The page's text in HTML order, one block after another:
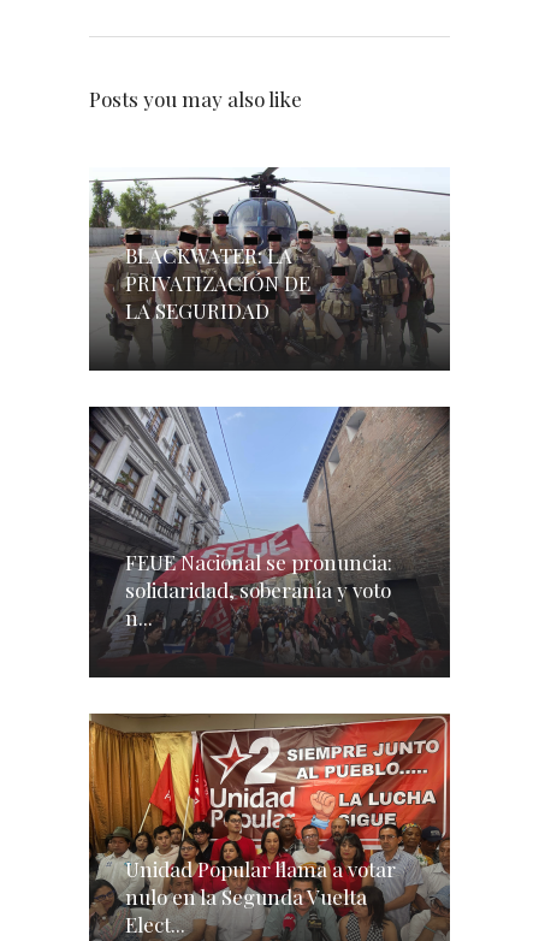
Posts you may also like
BLACKWATER: LA
PRIVATIZACIÓN DE
LA SEGURIDAD
FEUE Nacional se pronuncia:
solidaridad, soberanía y voto
n...
Unidad Popular llama a votar
nulo en la Segunda Vuelta
Elect...